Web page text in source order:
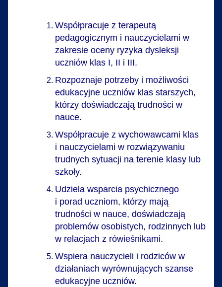
Współpracuje z terapeutą
pedagogicznym i nauczycielami w
zakresie oceny ryzyka dysleksji
uczniów klas I, II i III.
Rozpoznaje potrzeby i możliwości
edukacyjne uczniów klas starszych,
którzy doświadczają trudności w
nauce.
Współpracuje z wychowawcami klas
i nauczycielami w rozwiązywaniu
trudnych sytuacji na terenie klasy lub
szkoły.
Udziela wsparcia psychicznego
i porad uczniom, którzy mają
trudności w nauce, doświadczają
problemów osobistych, rodzinnych lub
w relacjach z rówieśnikami.
Wspiera nauczycieli i rodziców w
działaniach wyrównujących szanse
edukacyjne uczniów.